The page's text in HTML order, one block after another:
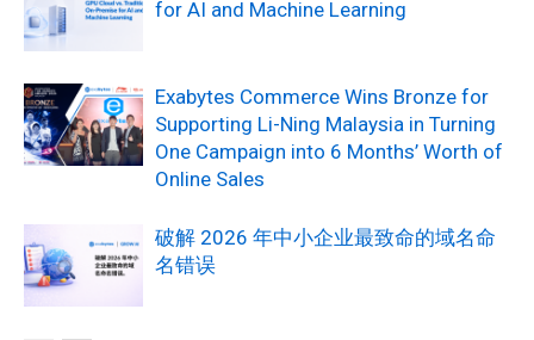
for AI and Machine Learning
Exabytes Commerce Wins Bronze for
Supporting Li-Ning Malaysia in Turning
One Campaign into 6 Months’ Worth of
Online Sales
破解 2026 年中小企业最致命的域名命
名错误